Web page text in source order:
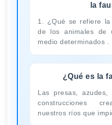
la
1. ¿Qué se refiere
de los animales
medio determinados .
¿Qué es la
Las presas,
construcciones
nuestros ríos que